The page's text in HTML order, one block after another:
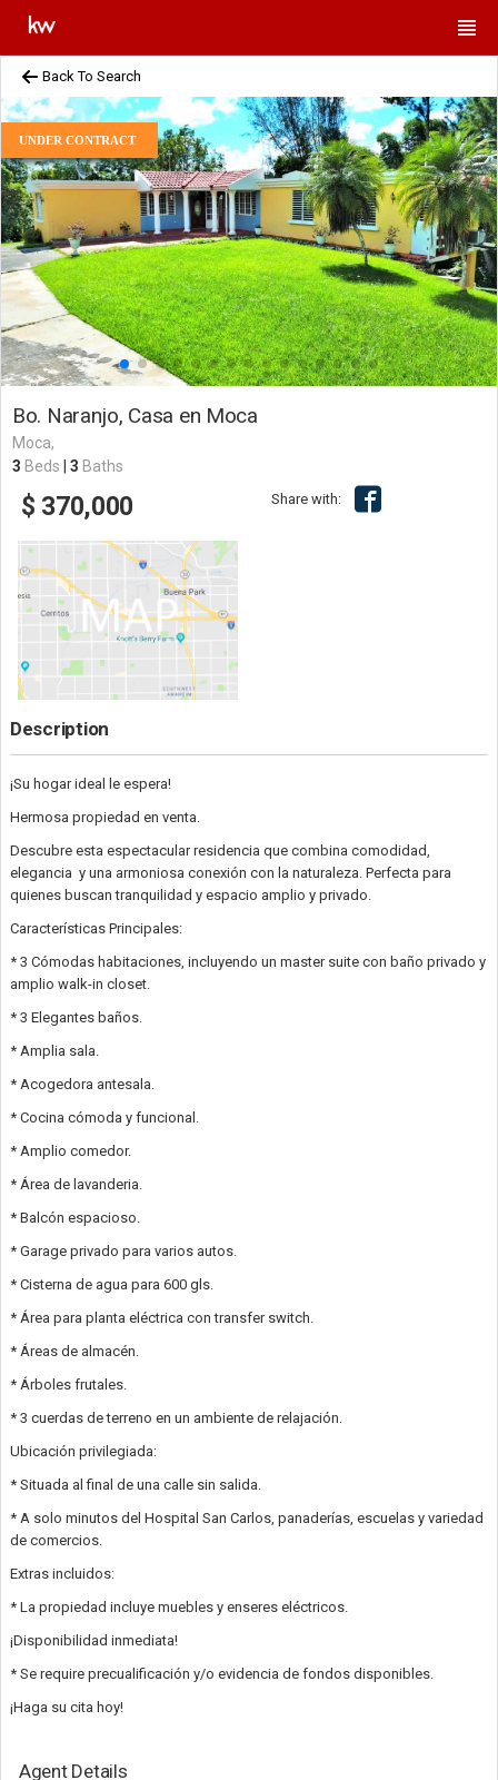
Back To Search
UNDER CONTRACT
Bo. Naranjo, Casa en Moca
Moca,
3 Beds 3 Baths
$ 370,000 Share with:
Description
¡Su hogar ideal le espera!
Hermosa propiedad en venta.
Descubre esta espectacular residencia que combina comodidad,
elegancia y una armoniosa conexión con la naturaleza. Perfecta para
quienes buscan tranquilidad y espacio amplio y privado.
Características Principales:
* 3 Cómodas habitaciones, incluyendo un master suite con baño privado y
amplio walk-in closet.
* 3 Elegantes baños.
* Amplia sala.
* Acogedora antesala.
* Cocina cómoda y funcional.
* Amplio comedor.
* Área de lavanderia.
* Balcón espacioso.
* Garage privado para varios autos.
* Cisterna de agua para 600 gls.
* Área para planta eléctrica con transfer switch.
* Áreas de almacén.
* Árboles frutales.
* 3 cuerdas de terreno en un ambiente de relajación.
Ubicación privilegiada:
* Situada al final de una calle sin salida.
* A solo minutos del Hospital San Carlos, panaderías, escuelas y variedad
de comercios.
Extras incluidos:
* La propiedad incluye muebles y enseres eléctricos.
¡Disponibilidad inmediata!
* Se require precualificación y/o evidencia de fondos disponibles.
¡Haga su cita hoy!
Agent Details